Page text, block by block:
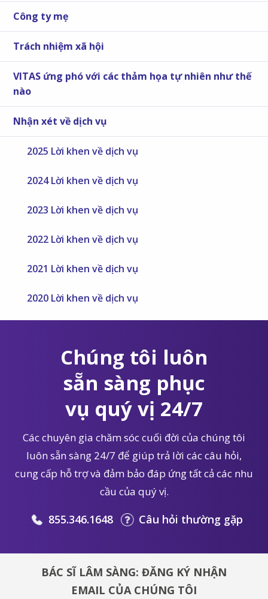
Công ty mẹ
Trách nhiệm xã hội
VITAS ứng phó với các thảm họa tự nhiên như thế
nào
Nhận xét về dịch vụ
2025 Lời khen về dịch vụ
2024 Lời khen về dịch vụ
2023 Lời khen về dịch vụ
2022 Lời khen về dịch vụ
2021 Lời khen về dịch vụ
2020 Lời khen về dịch vụ
Chúng tôi luôn
sẵn sàng phục
vụ quý vị 24/7
Các chuyên gia chăm sóc cuối đời của chúng tôi
luôn sẵn sàng 24/7 để giúp trả lời các câu hỏi,
cung cấp hỗ trợ và đảm bảo đáp ứng tất cả các nhu
cầu của quý vị.
855.346.1648 Câu hỏi thường gặp
BÁC SĨ LÂM SÀNG: ĐĂNG KÝ NHẬN
EMAIL CỦA CHÚNG TÔI